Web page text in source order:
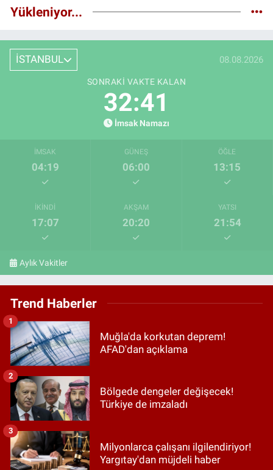
Yükleniyor...
İSTANBUL 08.08.2026
SONRAKI VAKTE KALAN
32:40
İmsak Namazı
İMSAK
04:19
GÜNEŞ
06:00
ÖĞLE
13:15
İKINDI
17:07
AKŞAM
20:20
YATSI
21:54
Aylık Vakitler
Trend Haberler
Muğla'da korkutan deprem!
AFAD'dan açıklama
1
Bölgede dengeler değişecek!
Türkiye de imzaladı
2
Milyonlarca çalışanı ilgilendiriyor!
Yargıtay'dan müjdeli haber
3